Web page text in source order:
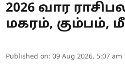
2026 வார
மகரம், கும்பம்,
Published on: 09 Aug 2026, 5:07 am